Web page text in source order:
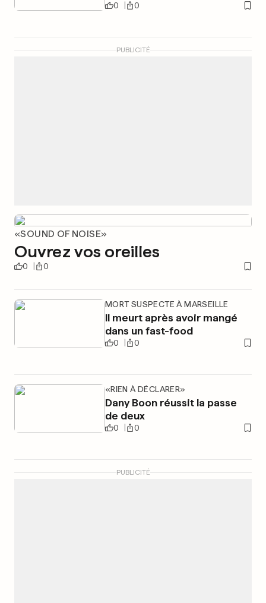
0 0
PUBLICITÉ
«SOUND OF NOISE»
Ouvrez vos oreilles
0 0
MORT SUSPECTE À MARSEILLE
Il meurt après avoir mangé
dans un fast-food
0 0
«RIEN À DÉCLARER»
Dany Boon réussit la passe
de deux
0 0
PUBLICITÉ